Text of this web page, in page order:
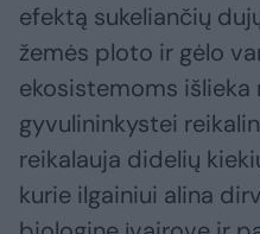
efektą sukeliančių
žemės ploto ir gėlo
ekosistemoms išlieka
gyvulininkystei
reikalauja didelių
kurie ilgainiui alina